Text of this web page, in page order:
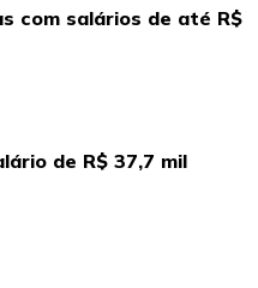
com salários de até R$
de R$ 37,7 mil